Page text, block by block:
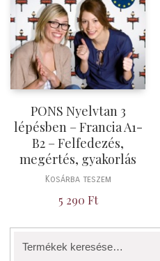
PONS Nyelvtan 3
lépésben – Francia A1-
B2 – Felfedezés,
megértés, gyakorlás
Kosárba teszem
5 290 Ft